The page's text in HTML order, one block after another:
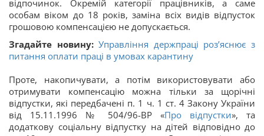
відпочинок. Окремій категорії працівників, а саме
особам віком до 18 років, заміна всіх видів відпусток
грошовою компенсацією не допускається.
Згадайте новину:Управління держпраці роз’яснює з
питання оплати праці в умовах карантину
Проте, накопичувати, а потім використовувати або
отримувати компенсацію можна тільки за щорічні
відпустки, які передбачені п. 1 ч. 1 ст. 4 Закону України
від 15.11.1996 № 504/96-ВР «Про відпустки», та
додаткову соціальну відпустку на дітей відповідно до